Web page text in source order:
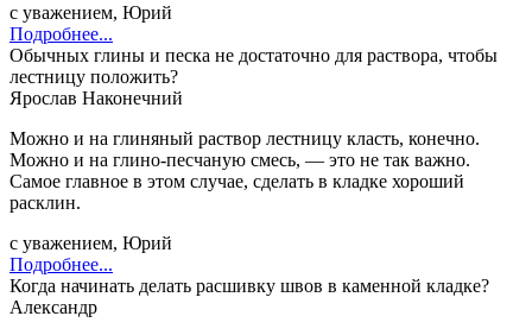
с уважением, Юрий
Подробнее...
Обычных глины и песка не достаточно для раствора, чтобы
лестницу положить?
Ярослав Наконечний
Можно и на глиняный раствор лестницу класть, конечно.
Можно и на глино-песчаную смесь, — это не так важно.
Самое главное в этом случае, сделать в кладке хороший
расклин.
с уважением, Юрий
Подробнее...
Когда начинать делать расшивку швов в каменной кладке?
Александр